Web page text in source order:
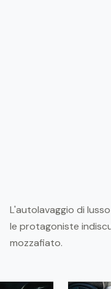
L'autolavaggio di
le protagoniste
mozzafiato.